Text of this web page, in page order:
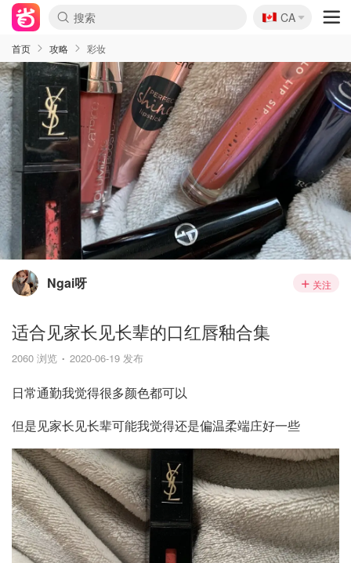
🇨🇦
CA
首页 攻略 彩妆
Ngai呀 关注
适合见家长见长辈的口红唇釉合集
2060 浏览 2020-06-19 发布
日常通勤我觉得很多颜色都可以
但是见家长见长辈可能我觉得还是偏温柔端庄好一些